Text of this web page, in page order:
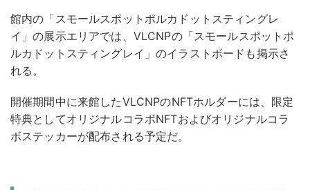
館内の「スモールスポットポルカドットスティングレ
イ」の展示エリアでは、VLCNPの「スモールスポットポ
ルカドットスティングレイ」のイラストボードも掲示さ
れる。
開催期間中に来館したVLCNPのNFTホルダーには、限定
特典としてオリジナルコラボNFTおよびオリジナルコラ
ボステッカーが配布される予定だ。